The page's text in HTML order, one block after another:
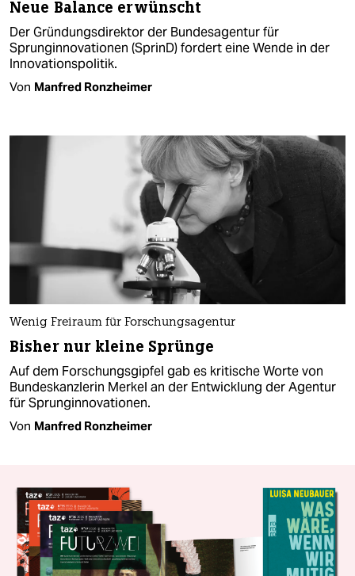
Neue Balance erwünscht
Der Gründungsdirektor der Bundesagentur für
Sprunginnovationen (SprinD) fordert eine Wende in der
Innovationspolitik.
Von Manfred Ronzheimer
Wenig Freiraum für Forschungsagentur
Bisher nur kleine Sprünge
Auf dem Forschungsgipfel gab es kritische Worte von
Bundeskanzlerin Merkel an der Entwicklung der Agentur
für Sprung­innovationen.
Von Manfred Ronzheimer